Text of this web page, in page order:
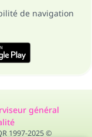
de navigation
général
1997-2025 ©